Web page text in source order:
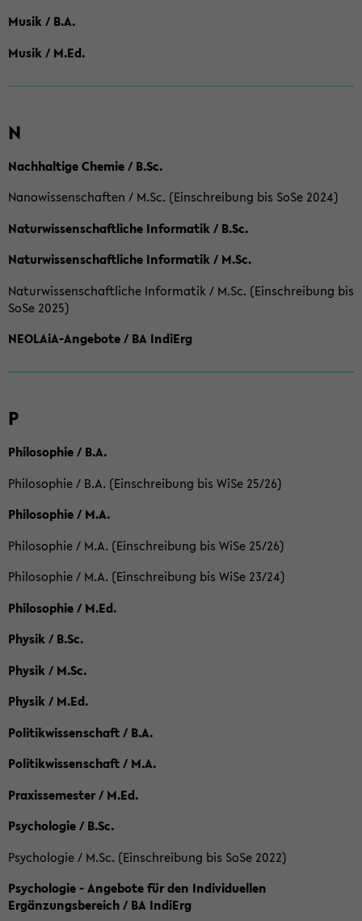
Musik / B.A.
Musik / M.Ed.
N
Nachhaltige Chemie / B.Sc.
Nanowissenschaften / M.Sc. (Einschreibung bis SoSe 2024)
Naturwissenschaftliche Informatik / B.Sc.
Naturwissenschaftliche Informatik / M.Sc.
Naturwissenschaftliche Informatik / M.Sc. (Einschreibung bis
SoSe 2025)
NEOLAiA-Angebote / BA IndiErg
P
Philosophie / B.A.
Philosophie / B.A. (Einschreibung bis WiSe 25/26)
Philosophie / M.A.
Philosophie / M.A. (Einschreibung bis WiSe 25/26)
Philosophie / M.A. (Einschreibung bis WiSe 23/24)
Philosophie / M.Ed.
Physik / B.Sc.
Physik / M.Sc.
Physik / M.Ed.
Politikwissenschaft / B.A.
Politikwissenschaft / M.A.
Praxissemester / M.Ed.
Psychologie / B.Sc.
Psychologie / M.Sc. (Einschreibung bis SoSe 2022)
Psychologie - Angebote für den Individuellen
Ergänzungsbereich / BA IndiErg